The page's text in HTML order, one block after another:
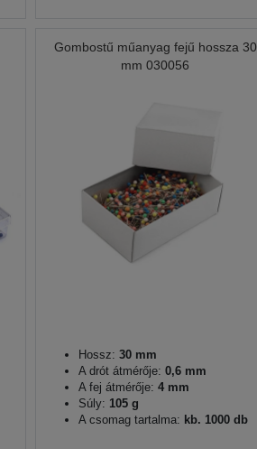
Gombostű műanyag fejű hossza 30
mm 030056
Hossz: 30 mm
A drót átmérője: 0,6 mm
A fej átmérője: 4 mm
Súly: 105 g
A csomag tartalma: kb. 1000 db